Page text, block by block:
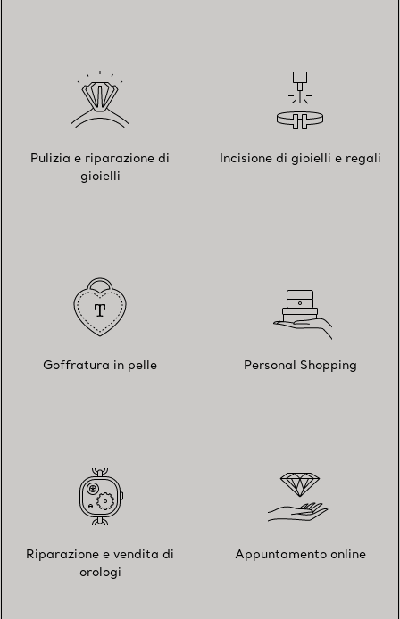
Pulizia e riparazione di
gioielli
Incisione di gioielli e regali
Goffratura in pelle Personal Shopping
Riparazione e vendita di
orologi
Appuntamento online